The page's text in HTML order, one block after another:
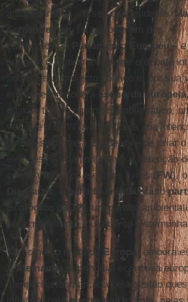
atual liderança – o seu copresidente,
Schwirdeman , foi também um dos
candidatos ao
Parlamento Europeu– e
obrigam o partido a acelerar o debate
sobre a sua projecto político e, por sua
enfraquecem toda a
esquerda europeia
qual se tornou o partido emblemático,
vez que o BSW já anunciou a sua
de não se juntar à Esquerda e de criar
eleições não há limite para a obtenção
conservador dos eleitores livres (FW),
Die Partei , o partido animalista, o
Ecológico
ÖDP), um partido
será, no entanto, puramente
Tal como no resto da Europa
, embora
AAlemanha , a principal economia
campanha foi marcada pela gestão